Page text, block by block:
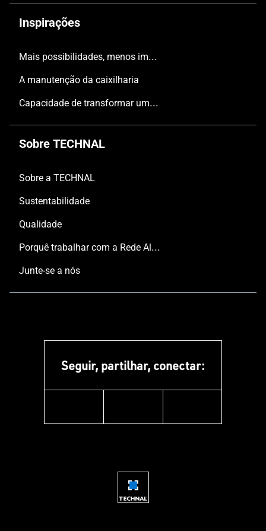
Inspirações
Mais possibilidades, menos impacto
A manutenção da caixilharia
Capacidade de transformar uma tipologia tradicional, convencional, num espaço inspirador.
Sobre TECHNAL
Sobre a TECHNAL
Sustentabilidade
Qualidade
Porquê trabalhar com a Rede Aluminier TECHNAL?
Junte-se a nós
Seguir, partilhar, conectar: